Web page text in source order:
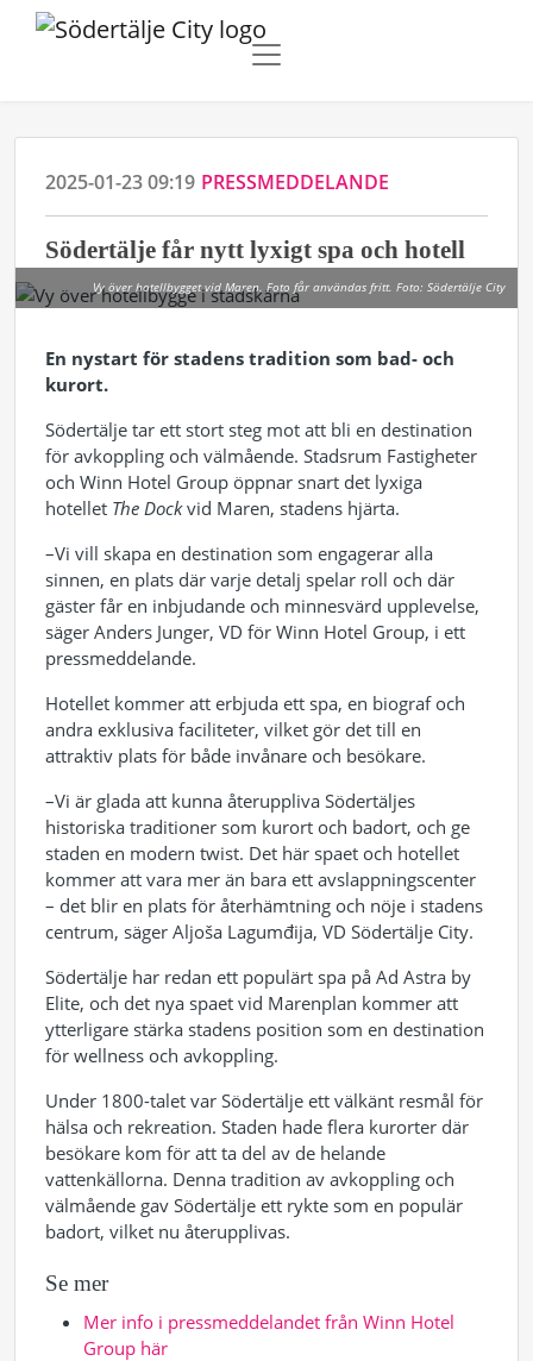
2025-01-23 09:19 PRESSMEDDELANDE
Södertälje får nytt lyxigt spa och hotell
Vy över hotellbygget vid Maren. Foto får användas fritt. Foto: Södertälje City
En nystart för stadens tradition som bad- och
kurort.
Södertälje tar ett stort steg mot att bli en destination
för avkoppling och välmående. Stadsrum Fastigheter
och Winn Hotel Group öppnar snart det lyxiga
hotellet The Dockvid Maren, stadens hjärta.
–Vi vill skapa en destination som engagerar alla
sinnen, en plats där varje detalj spelar roll och där
gäster får en inbjudande och minnesvärd upplevelse,
säger Anders Junger, VD för Winn Hotel Group, i ett
pressmeddelande.
Hotellet kommer att erbjuda ett spa, en biograf och
andra exklusiva faciliteter, vilket gör det till en
attraktiv plats för både invånare och besökare.
–Vi är glada att kunna återuppliva Södertäljes
historiska traditioner som kurort och badort, och ge
staden en modern twist. Det här spaet och hotellet
kommer att vara mer än bara ett avslappningscenter
– det blir en plats för återhämtning och nöje i stadens
centrum, säger Aljoša Lagumđija, VD Södertälje City.
Södertälje har redan ett populärt spa på Ad Astra by
Elite, och det nya spaet vid Marenplan kommer att
ytterligare stärka stadens position som en destination
för wellness och avkoppling.
Under 1800-talet var Södertälje ett välkänt resmål för
hälsa och rekreation. Staden hade flera kurorter där
besökare kom för att ta del av de helande
vattenkällorna. Denna tradition av avkoppling och
välmående gav Södertälje ett rykte som en populär
badort, vilket nu återupplivas.
Se mer
Mer info i pressmeddelandet från Winn Hotel
Group här